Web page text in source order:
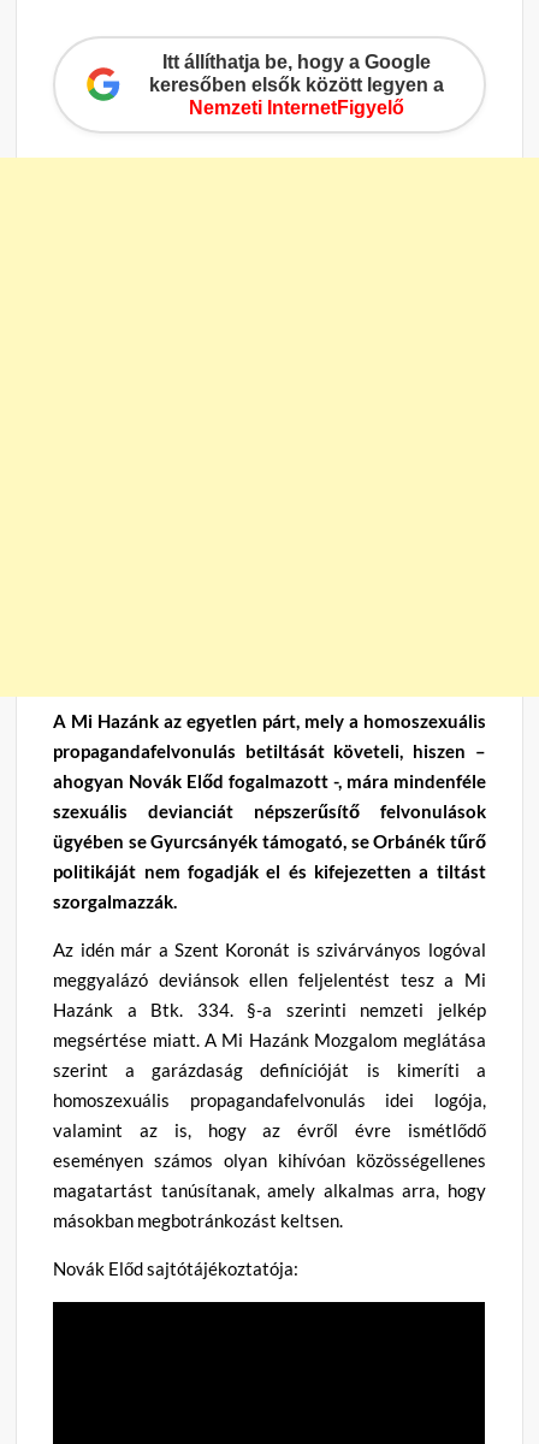
Itt állíthatja be, hogy a Google
keresőben elsők között legyen a
Nemzeti InternetFigyelő
A Mi Hazánk az egyetlen párt, mely a homoszexuális
propagandafelvonulás betiltását követeli, hiszen –
ahogyan Novák Előd fogalmazott -, mára mindenféle
szexuális devianciát népszerűsítő felvonulások
ügyében se Gyurcsányék támogató, se Orbánék tűrő
politikáját nem fogadják el és kifejezetten a tiltást
szorgalmazzák.
Az idén már a Szent Koronát is szivárványos logóval
meggyalázó deviánsok ellen feljelentést tesz a Mi
Hazánk a Btk. 334. §-a szerinti nemzeti jelkép
megsértése miatt. A Mi Hazánk Mozgalom meglátása
szerint a garázdaság definícióját is kimeríti a
homoszexuális propagandafelvonulás idei logója,
valamint az is, hogy az évről évre ismétlődő
eseményen számos olyan kihívóan közösségellenes
magatartást tanúsítanak, amely alkalmas arra, hogy
másokban megbotránkozást keltsen.
Novák Előd sajtótájékoztatója: